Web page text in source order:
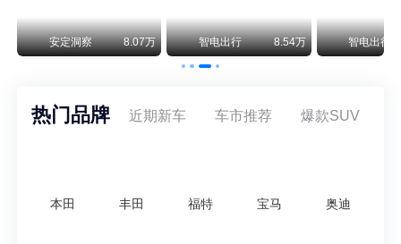
安定洞察 8.07万 智电出行 8.54万 智电出行
热门品牌 近期新车 车市推荐 爆款SUV
本田 丰田 福特 宝马 奥迪